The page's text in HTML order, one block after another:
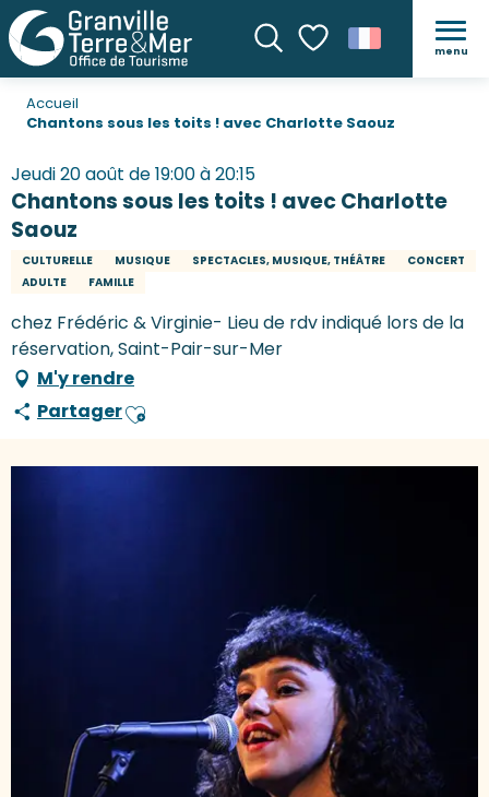
Recherche
Voir les favoris
menu
Accueil
Chantons sous les toits ! avec Charlotte Saouz
Jeudi 20 août de 19:00 à 20:15
Chantons sous les toits ! avec Charlotte
Saouz
CULTURELLE MUSIQUE SPECTACLES, MUSIQUE, THÉÂTRE
CONCERT
ADULTE
FAMILLE
chez Frédéric & Virginie- Lieu de rdv indiqué lors de la
réservation, Saint-Pair-sur-Mer
M'y rendre
PartagerAjouter aux favoris